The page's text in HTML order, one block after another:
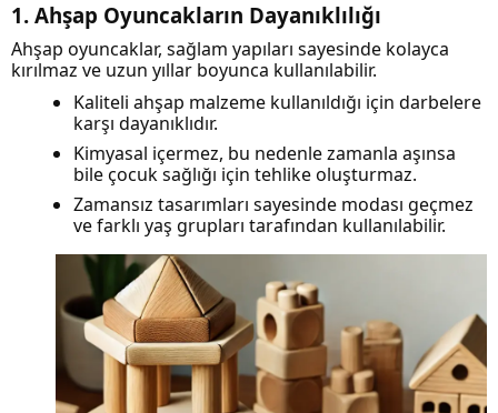
1. Ahşap Oyuncakların Dayanıklılığı
Ahşap oyuncaklar, sağlam yapıları sayesinde kolayca
kırılmaz ve uzun yıllar boyunca kullanılabilir.
Kaliteli ahşap malzeme kullanıldığı için darbelere
karşı dayanıklıdır.
Kimyasal içermez, bu nedenle zamanla aşınsa
bile çocuk sağlığı için tehlike oluşturmaz.
Zamansız tasarımları sayesinde modası geçmez
ve farklı yaş grupları tarafından kullanılabilir.